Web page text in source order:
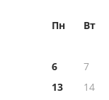
Пн Вт
6
7
13
14